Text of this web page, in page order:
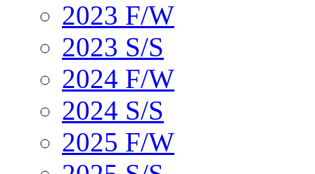
2023 F/W
2023 S/S
2024 F/W
2024 S/S
2025 F/W